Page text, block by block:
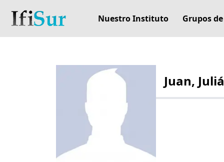
Nuestro Instituto Grupos
Juan,